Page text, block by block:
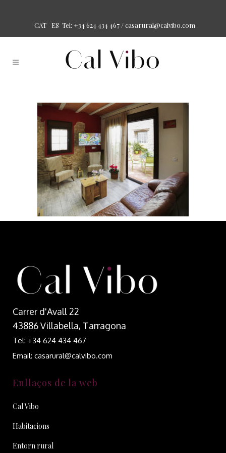
CAT ES Tel: +34 624 434 467 / casarural@calvibo.com
Carrer d'Avall 22
43886 Villabella, Tarragona
Tel: +34 624 434 467
Email: casarural@calvibo.com
Enllaços de la web
Cal Vibo
Habitacions
Entorn rural